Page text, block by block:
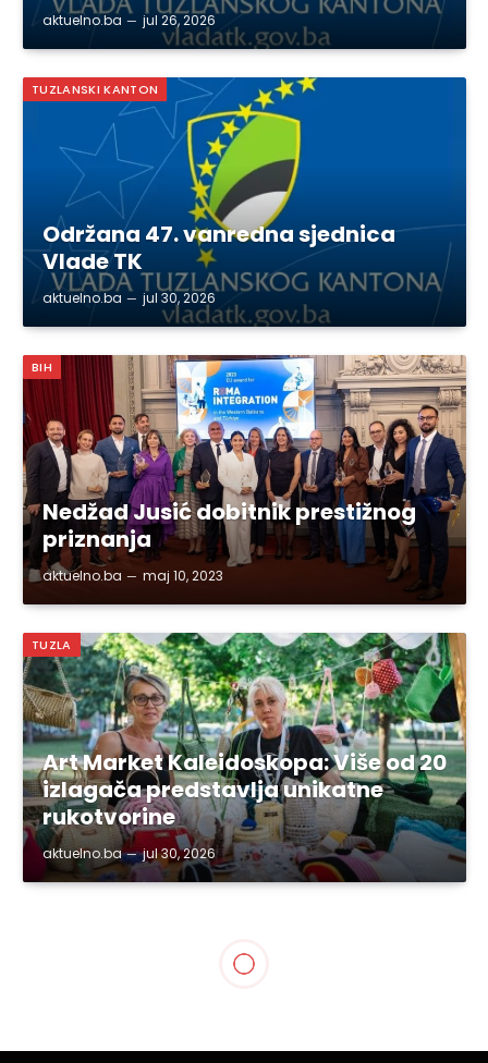
aktuelno.ba jul 26, 2026
TUZLANSKI KANTON
Održana 47. vanredna sjednica
Vlade TK
aktuelno.ba jul 30, 2026
BIH
Nedžad Jusić dobitnik prestižnog
priznanja
aktuelno.ba maj 10, 2023
TUZLA
Art Market Kaleidoskopa: Više od 20
izlagača predstavlja unikatne
rukotvorine
aktuelno.ba jul 30, 2026